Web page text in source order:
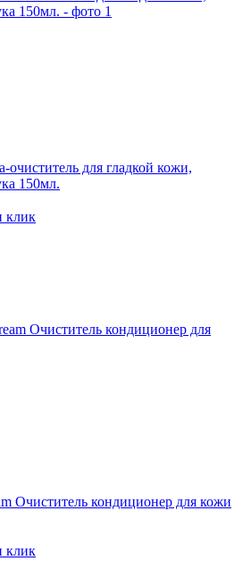
для гладкой кожи,
150мл.
клик
Очиститель кондиционер для кожи
клик